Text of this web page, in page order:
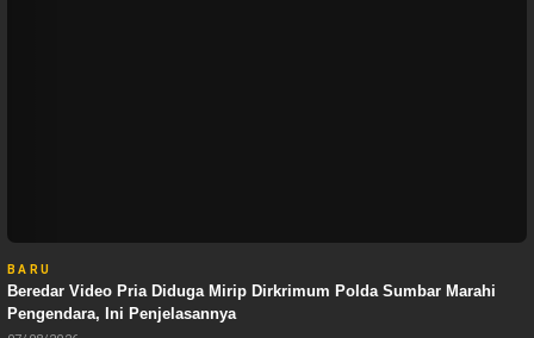
BARU
Beredar Video Pria Diduga Mirip Dirkrimum Polda Sumbar Marahi
Pengendara, Ini Penjelasannya